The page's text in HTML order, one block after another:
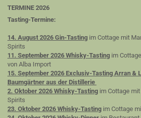
TERMINE 2026
Tasting-Termine:
14. August 2026 Gin-Tasting im Cottage mit
Spirits
11. September 2026 Whisky-Tasting im
von Alba Import
15. September 2026 Exclusiv-Tasting Arran &
Baumgärtner aus der Distillerie
2. Oktober 2026 Whisky-Tasting im Cottage
Spirits
23. Oktober 2026 Whisky-Tasting im Cottage